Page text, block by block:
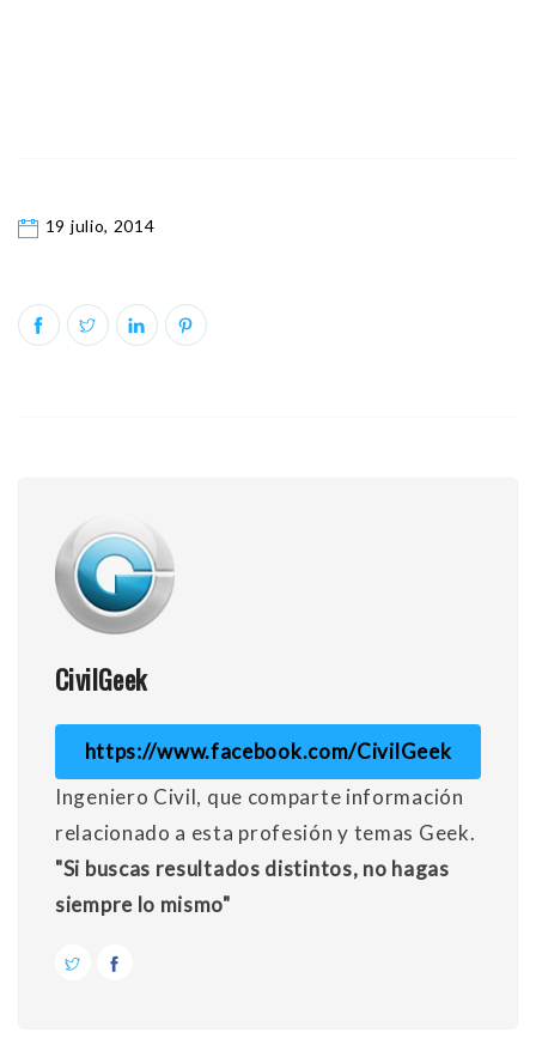
19 julio, 2014
CivilGeek
https://www.facebook.com/CivilGeek
Ingeniero Civil, que comparte información
relacionado a esta profesión y temas Geek.
"Si buscas resultados distintos, no hagas
siempre lo mismo"